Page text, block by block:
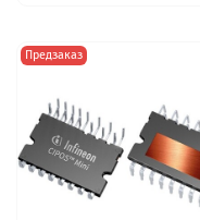
Предзаказ